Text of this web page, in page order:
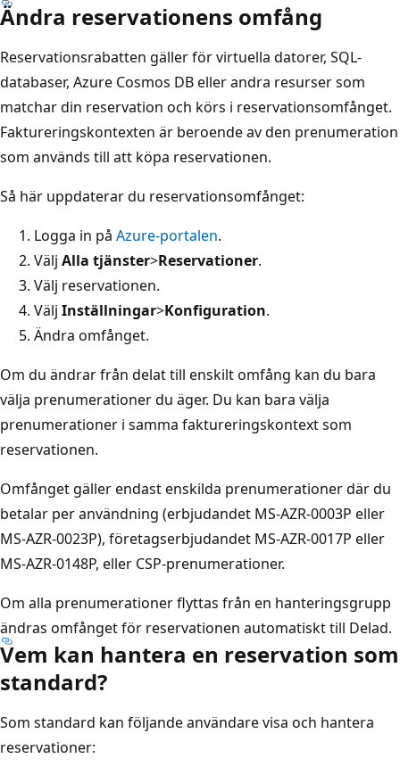
Ändra reservationens omfång
Reservationsrabatten gäller för virtuella datorer, SQL-
databaser, Azure Cosmos DB eller andra resurser som
matchar din reservation och körs i reservationsomfånget.
Faktureringskontexten är beroende av den prenumeration
som används till att köpa reservationen.
Så här uppdaterar du reservationsomfånget:
Logga in på Azure-portalen.
Välj Alla tjänster>Reservationer.
Välj reservationen.
Välj Inställningar>Konfiguration.
Ändra omfånget.
Om du ändrar från delat till enskilt omfång kan du bara
välja prenumerationer du äger. Du kan bara välja
prenumerationer i samma faktureringskontext som
reservationen.
Omfånget gäller endast enskilda prenumerationer där du
betalar per användning (erbjudandet MS-AZR-0003P eller
MS-AZR-0023P), företagserbjudandet MS-AZR-0017P eller
MS-AZR-0148P, eller CSP-prenumerationer.
Om alla prenumerationer flyttas från en hanteringsgrupp
ändras omfånget för reservationen automatiskt till Delad.
Vem kan hantera en reservation som
standard?
Som standard kan följande användare visa och hantera
reservationer: